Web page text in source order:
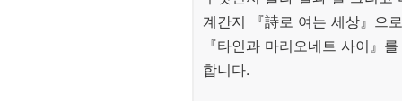
계간지 『詩로 여는 세상』으
『타인과 마리오네트 사이』
합니다.